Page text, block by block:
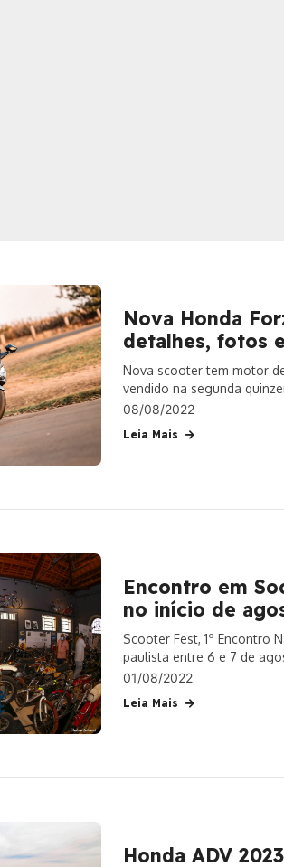
Nova Honda
detalhes, fotos
Nova scooter tem motor
vendido na segunda
08/08/2022
Leia Mais
Encontro em
no início de
Scooter Fest, 1º Encontro
paulista entre 6 e 7 de
01/08/2022
Leia Mais
Honda ADV